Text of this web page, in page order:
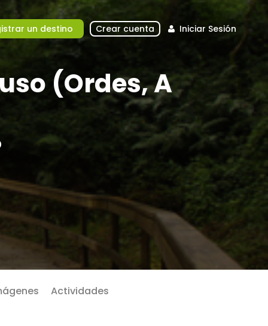
(Ordes, A
Actividades
un destino Crear cuenta Iniciar Sesión